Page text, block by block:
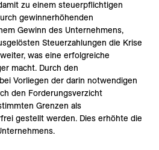
zu einem steuerpflichtigen
gewinnerhöhenden
Gewinn des Unternehmens,
Steuerzahlungen die Krise
was eine erfolgreiche
macht. Durch den
Vorliegen der darin notwendigen
den Forderungsverzicht
Grenzen als
gestellt werden. Dies erhöhte die